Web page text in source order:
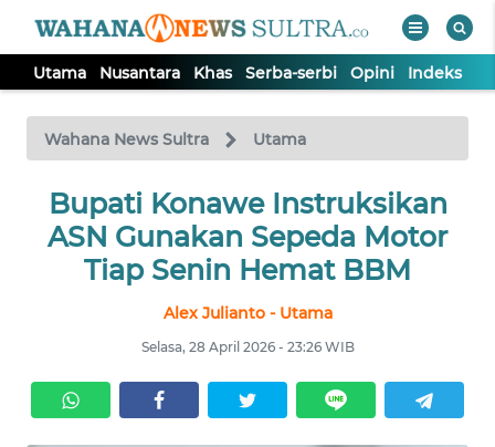
Utama Nusantara Khas Serba-serbi Opini Indeks
Wahana News Sultra Utama
Bupati Konawe Instruksikan
ASN Gunakan Sepeda Motor
Tiap Senin Hemat BBM
Alex Julianto - Utama
Selasa, 28 April 2026 - 23:26 WIB
TV
Tutup
UTAMA
NUSANTARA
SERBA-
SERBI